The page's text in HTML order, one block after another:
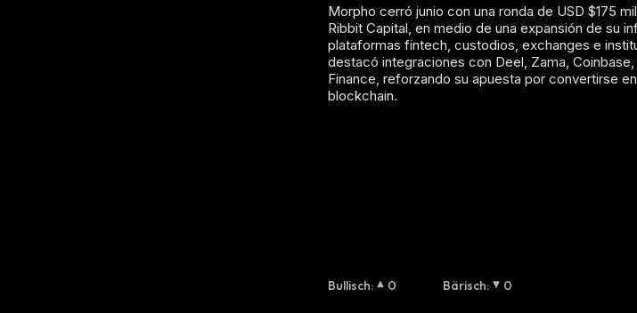
Morpho cerró junio con una ronda de USD $175
Ribbit Capital, en medio de una expansión de su
plataformas fintech, custodios, exchanges e
destacó integraciones con Deel, Zama,
Finance, reforzando su apuesta por convertirse
blockchain.
Bullisch: 0 Bärisch: 0